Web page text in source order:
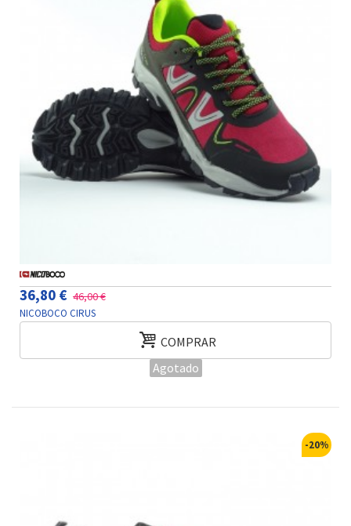
36,80 € 46,00 €
NICOBOCO CIRUS
COMPRAR
Agotado
-20%